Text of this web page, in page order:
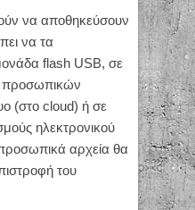
να αποθηκεύσουν
να τα
flash USB, σε
προσωπικών
(στο cloud) ή σε
ηλεκτρονικού
αρχεία θα
του